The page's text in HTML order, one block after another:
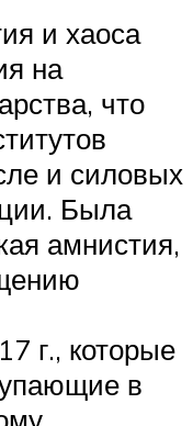
и хаоса
на
что
и силовых
Была
амнистия,
г., которые
в